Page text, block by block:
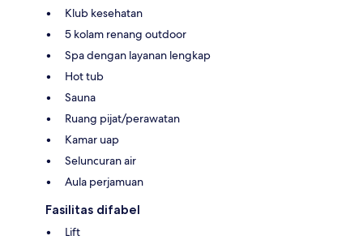
Klub kesehatan
5 kolam renang outdoor
Spa dengan layanan lengkap
Hot tub
Sauna
Ruang pijat/perawatan
Kamar uap
Seluncuran air
Aula perjamuan
Fasilitas difabel
Lift